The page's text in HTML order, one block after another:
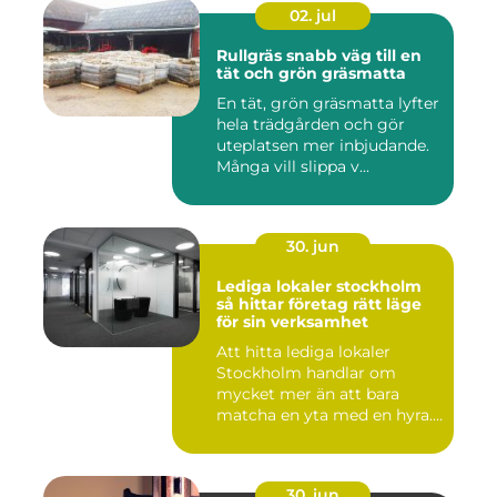
02. jul
Rullgräs snabb väg till en
tät och grön gräsmatta
En tät, grön gräsmatta lyfter
hela trädgården och gör
uteplatsen mer inbjudande.
Många vill slippa v...
30. jun
Lediga lokaler stockholm
så hittar företag rätt läge
för sin verksamhet
Att hitta lediga lokaler
Stockholm handlar om
mycket mer än att bara
matcha en yta med en hyra.